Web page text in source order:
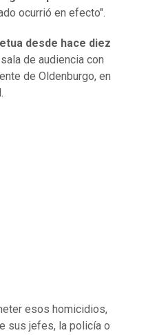
ocurrió en efecto".
desde hace diez
de audiencia con
de Oldenburgo, en
esos homicidios,
sus jefes, la policía o